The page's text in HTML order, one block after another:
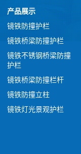
产品展示
镜铁防撞护栏
镜铁桥梁防撞护栏
镜铁不锈钢桥梁防撞
护栏
镜铁桥梁防撞栏杆
镜铁防撞立柱
镜铁灯光景观护栏